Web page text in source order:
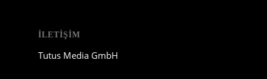
İLETIŞIM
Tutus Media GmbH